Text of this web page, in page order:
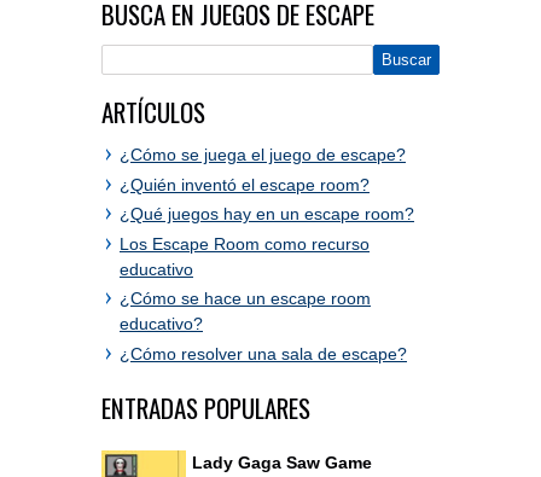
BUSCA EN JUEGOS DE ESCAPE
ARTÍCULOS
¿Cómo se juega el juego de escape?
¿Quién inventó el escape room?
¿Qué juegos hay en un escape room?
Los Escape Room como recurso
educativo
¿Cómo se hace un escape room
educativo?
¿Cómo resolver una sala de escape?
ENTRADAS POPULARES
Lady Gaga Saw Game